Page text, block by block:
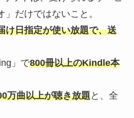
」だけではないこと。
け日指定が使い放題で、送
」で800冊以上のKindle本
万曲以上が聴き放題と、全